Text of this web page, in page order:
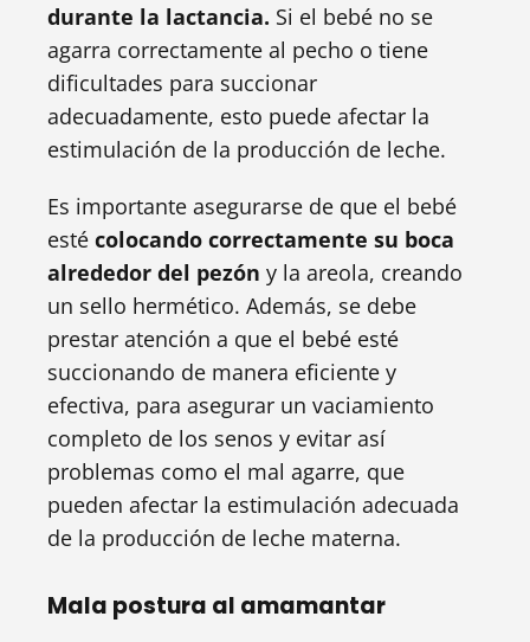
durante la lactancia. Si el bebé no se
agarra correctamente al pecho o tiene
dificultades para succionar
adecuadamente, esto puede afectar la
estimulación de la producción de leche.
Es importante asegurarse de que el bebé
esté colocando correctamente su boca
alrededor del pezón y la areola, creando
un sello hermético. Además, se debe
prestar atención a que el bebé esté
succionando de manera eficiente y
efectiva, para asegurar un vaciamiento
completo de los senos y evitar así
problemas como el mal agarre, que
pueden afectar la estimulación adecuada
de la producción de leche materna.
Mala postura al amamantar